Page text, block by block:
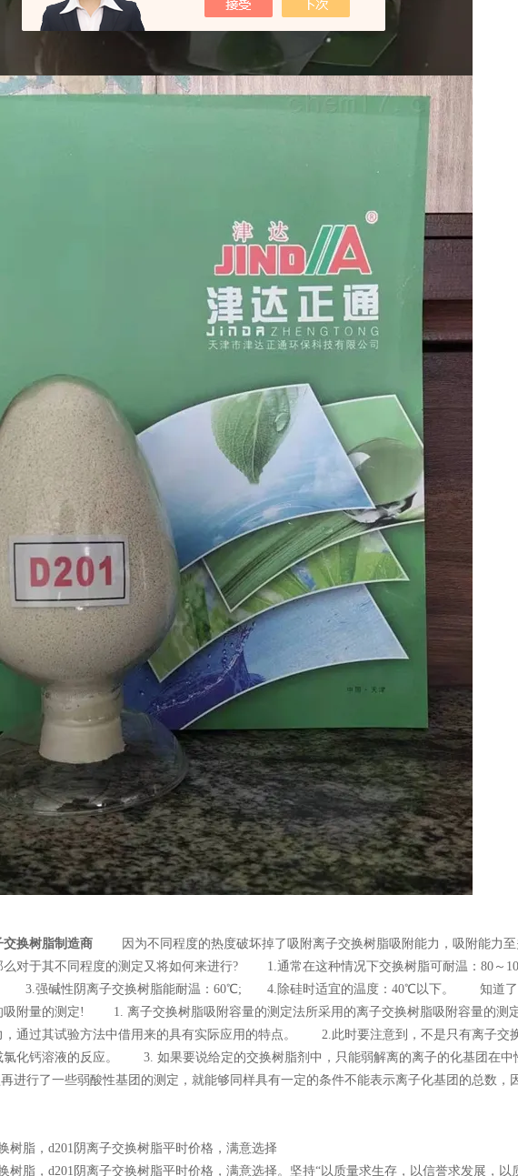
换树脂制造商 因为不同程度的热度破坏掉了吸附离子交换树脂吸附能力，吸附能力至
么对于其不同程度的测定又将如何来进行? 1.通常在这种情况下交换树脂可耐温：80
3.强碱性阴离子交换树脂能耐温：60℃; 4.除硅时适宜的温度：40℃以下。 知道了温
吸附量的测定! 1. 离子交换树脂吸附容量的测定法所采用的离子交换树脂吸附容量的测
，通过其试验方法中借用来的具有实际应用的特点。 2.此时要注意到，不是只有离子交
氯化钙溶液的反应。 3. 如果要说给定的交换树脂剂中，只能弱解离的离子的化基团在
进行了一些弱酸性基团的测定，就能够同样具有一定的条件不能表示离子化基团的总数，
树脂，d201阴离子交换树脂平时价格，满意选择
树脂，d201阴离子交换树脂平时价格，满意选择。坚持“以质量求生存，以信誉求发展，